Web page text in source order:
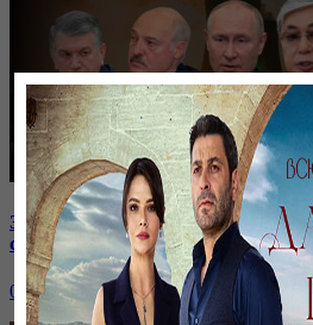
Зачем встретились лидеры стран
строительстве нашей АЭС
07 октября, 19:00